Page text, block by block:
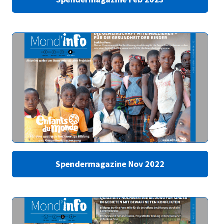
Spendermagazine Nov 2022